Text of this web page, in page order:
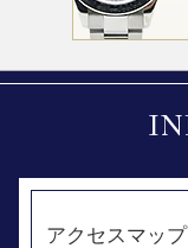
アクセスマップ